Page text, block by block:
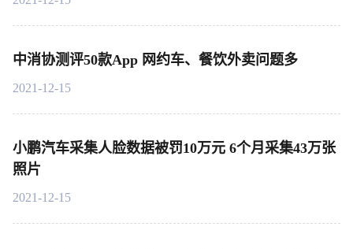
中消协测评50款App 网约车、餐饮外卖问题多
2021-12-15
小鹏汽车采集人脸数据被罚10万元 6个月采集43万张
照片
2021-12-15